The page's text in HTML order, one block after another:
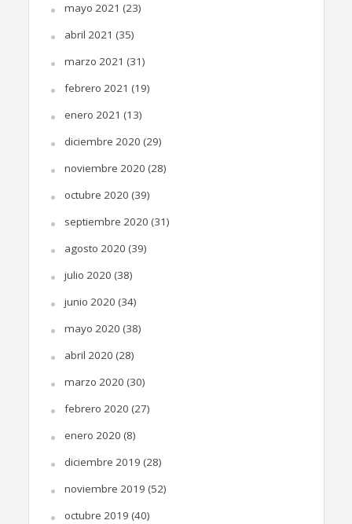
mayo 2021 (23)
abril 2021 (35)
marzo 2021 (31)
febrero 2021 (19)
enero 2021 (13)
diciembre 2020 (29)
noviembre 2020 (28)
octubre 2020 (39)
septiembre 2020 (31)
agosto 2020 (39)
julio 2020 (38)
junio 2020 (34)
mayo 2020 (38)
abril 2020 (28)
marzo 2020 (30)
febrero 2020 (27)
enero 2020 (8)
diciembre 2019 (28)
noviembre 2019 (52)
octubre 2019 (40)